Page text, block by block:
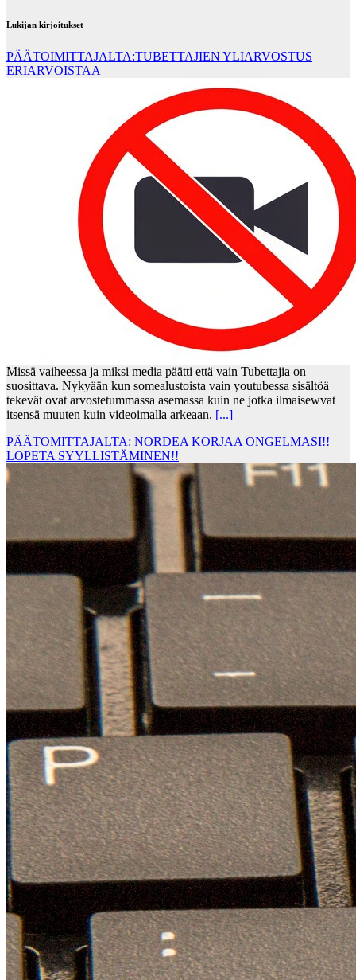
Lukijan kirjoitukset
PÄÄTOIMITTAJALTA:TUBETTAJIEN YLIARVOSTUS
ERIARVOISTAA
Missä vaiheessa ja miksi media päätti että vain Tubettajia on
suosittava. Nykyään kun somealustoista vain youtubessa sisältöä
tekevät ovat arvostetummassa asemassa kuin ne jotka ilmaisewvat
itsensä muuten kuin videoimalla arkeaan. [...]
PÄÄTOMITTAJALTA: NORDEA KORJAA ONGELMASI!!
LOPETA SYYLLISTÄMINEN!!